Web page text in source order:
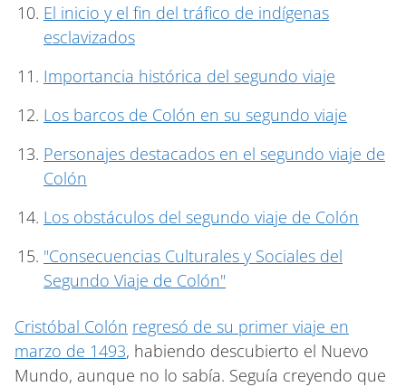
El inicio y el fin del tráfico de indígenas
esclavizados
Importancia histórica del segundo viaje
Los barcos de Colón en su segundo viaje
Personajes destacados en el segundo viaje de
Colón
Los obstáculos del segundo viaje de Colón
"Consecuencias Culturales y Sociales del
Segundo Viaje de Colón"
Cristóbal Colón regresó de su primer viaje en
marzo de 1493, habiendo descubierto el Nuevo
Mundo, aunque no lo sabía. Seguía creyendo que